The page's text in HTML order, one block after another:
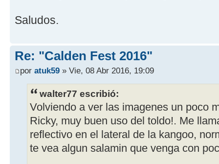
Saludos.
Re: "Calden Fest 2016"
por atuk59 » Vie, 08 Abr 2016, 19:09
walter77 escribió:
Volviendo a ver las imagenes un poco
Ricky, muy buen uso del toldo!. Me
reflectivo en el lateral de la kangoo,
te vea algun salamin que venga con